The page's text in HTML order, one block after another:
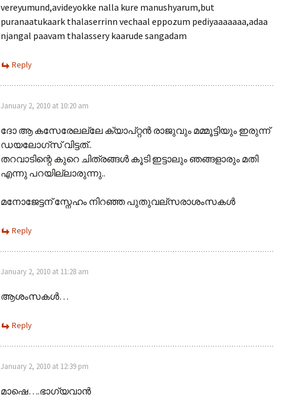
vereyumund,avideyokke nalla kure manushyarum,but
puranaatukaark thalaserrinn vechaal eppozum pediyaaaaaaa,adaa
njangal paavam thalassery kaarude sangadam
Reply
January 2, 2010 at 10:20 am
ദോ ആ കസേരേലല്ലേ ക്യാപ്റ്റന്‍ രാജുവും മമ്മൂട്ടിയും ഇരുന്ന്
ഡയലോഗ്സ് വിട്ടത്..
തറവാടിന്റെ കുറെ ചിത്രങ്ങള്‍ കൂടി ഇട്ടാലും ഞങ്ങളാരും മതി
എന്നു പറയില്ലാരുന്നു..
മനോജേട്ടന് സ്നേഹം നിറഞ്ഞ പുതുവല്സരാശംസകള്‍
Reply
January 2, 2010 at 11:28 am
ആശംസകൾ…
Reply
January 2, 2010 at 12:39 pm
മാഷെ….ഭാഗ്യവാന്‍